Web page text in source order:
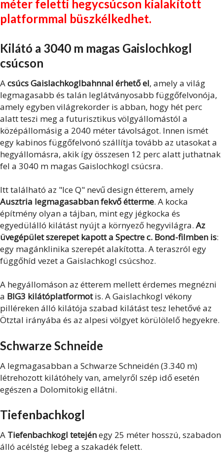
méter feletti hegycsúcson kialakított
platformmal büszkélkedhet.
Kilátó a 3040 m magas Gaislochkogl
csúcson
Acsúcs Gaislachkoglbahnnal érhető el, amely a világ
legmagasabb és talán leglátványosabb függőfelvonója,
amely egyben világrekorder is abban, hogy hét perc
alatt teszi meg a futurisztikus völgyállomástól a
középállomásig a 2040 méter távolságot. Innen ismét
egy kabinos függőfelvonó szállítja tovább az utasokat a
hegyállomásra, akik így összesen 12 perc alatt juthatnak
fel a 3040 m magas Gaislochkogl csúcsra.
Itt található az "Ice Q" nevű design étterem, amely
Ausztria legmagasabban fekvő étterme. A kocka
építmény olyan a tájban, mint egy jégkocka és
egyedülálló kilátást nyújt a környező hegyvilágra. Az
üvegépület szerepet kapott a Spectre c. Bond-filmben is:
egy magánklinika szerepét alakította. A teraszról egy
függőhíd vezet a Gaislachkogl csúcshoz.
A hegyállomáson az étterem mellett érdemes megnézni
a BIG3 kilátóplatformotis. A Gaislachkogl vékony
pilléreken álló kilátója szabad kilátást tesz lehetővé az
Ötztal irányába és az alpesi völgyet körülölelő hegyekre.
Schwarze Schneide
A legmagasabban a Schwarze Schneidén (3.340 m)
létrehozott kilátóhely van, amelyről szép idő esetén
egészen a Dolomitokig ellátni.
Tiefenbachkogl
A Tiefenbachkogl tetejénegy 25 méter hosszú, szabadon
álló acélstég lebeg a szakadék felett.